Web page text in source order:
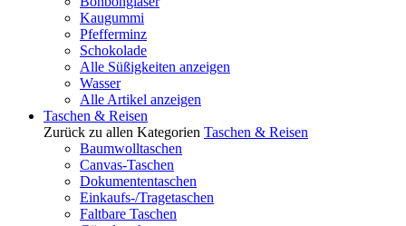
Kaugummi
Pfefferminz
Schokolade
Alle Süßigkeiten anzeigen
Wasser
Alle Artikel anzeigen
Taschen & Reisen
Zurück zu allen Kategorien Taschen & Reisen
Baumwolltaschen
Canvas-Taschen
Dokumententaschen
Einkaufs-/Tragetaschen
Faltbare Taschen